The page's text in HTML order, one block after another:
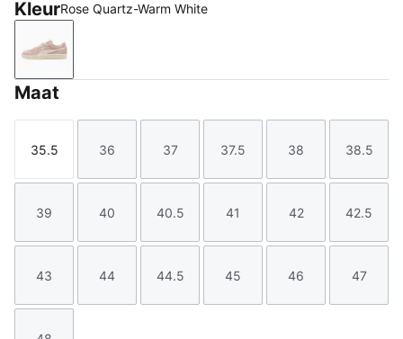
KleurRose Quartz-Warm White
Rose Quartz-Warm White
Maat
Maat
35.5
Maat
36
Maat
37
Maat
37.5
Maat
38
Maat
38.5
Maat
39
Maat
40
Maat
40.5
Maat
41
Maat
42
Maat
42.5
Maat
43
Maat
44
Maat
44.5
Maat
45
Maat
46
Maat
47